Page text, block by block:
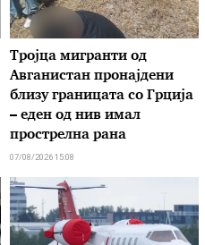
Тројца мигранти од
Авганистан пронајдени
близу границата со Грција
– еден од нив имал
прострелна рана
07/08/2026 15:08